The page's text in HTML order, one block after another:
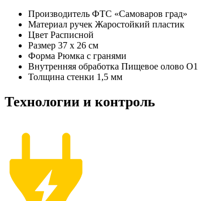
Производитель ФТС «Самоваров град»
Материал ручек Жаростойкий пластик
Цвет Расписной
Размер 37 x 26 см
Форма Рюмка с гранями
Внутренняя обработка Пищевое олово О1
Толщина стенки 1,5 мм
Технологии и контроль